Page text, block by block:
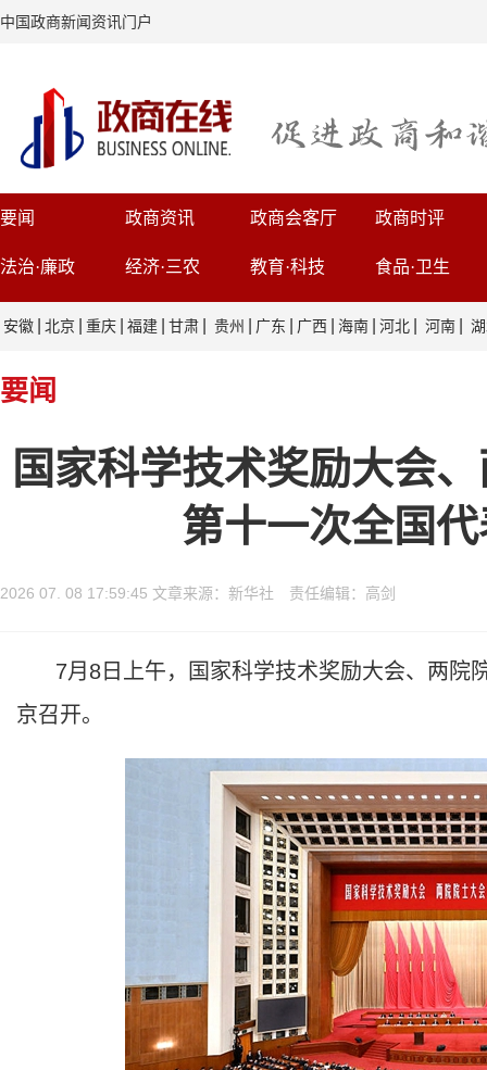
中国政商新闻资讯门户
要闻 政商资讯 政商会客厅 政商时评
法治·廉政 经济·三农 教育·科技 食品·卫生
安徽 北京 重庆 福建 甘肃 贵州 广东 广西 海南 河北 河南
要闻
国家科学技术奖励大会
第十一次全国
2026 07. 08 17:59:45 文章来源：新华社 责任编辑：高剑
7月8日上午，国家科学技术奖励大会、两院
京召开。